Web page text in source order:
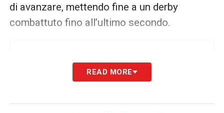
di avanzare, mettendo fine a un derby
combattuto fino all’ultimo secondo.
READ MORE